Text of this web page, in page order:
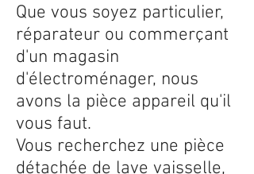
Que vous soyez particulier,
réparateur ou commerçant
d'un magasin
d'électroménager, nous
avons la pièce appareil qu'il
vous faut.
Vous recherchez une pièce
détachée de lave vaisselle,